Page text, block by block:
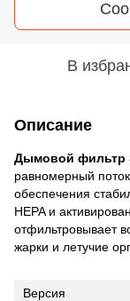
В
Описание
Дымовой фильтр
равномерный
обеспечения
HEPA и
отфильтровывает
жарки и летучие
Версия